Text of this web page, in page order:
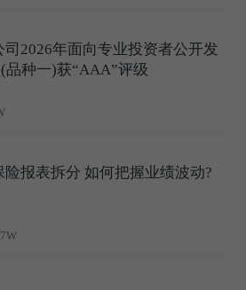
2026年面向专业投资者公开发
种一)获“AAA”评级
报表拆分 如何把握业绩波动?